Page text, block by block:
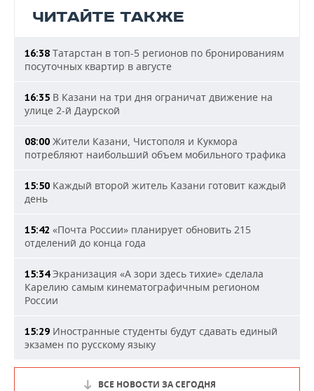
ЧИТАЙТЕ ТАКЖЕ
16:38 Татарстан в топ-5 регионов по бронированиям
посуточных квартир в августе
16:35 В Казани на три дня ограничат движение на
улице 2-й Даурской
08:00 Жители Казани, Чистополя и Кукмора
потребляют наибольший объем мобильного трафика
15:50 Каждый второй житель Казани готовит каждый
день
15:42 «Почта России» планирует обновить 215
отделений до конца года
15:34Экранизация «А зори здесь тихие» сделала
Карелию самым кинематографичным регионом
России
15:29 Иностранные студенты будут сдавать единый
экзамен по русскому языку
ВСЕ НОВОСТИ ЗА СЕГОДНЯ